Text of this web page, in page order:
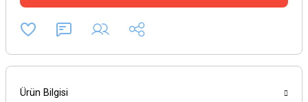
Ürün Bilgisi